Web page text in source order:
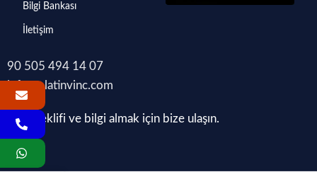
Bilgi Bankası
İletişim
90 505 494 14 07
info@platinvinc.com
Fiyat teklifi ve bilgi almak için bize ulaşın.